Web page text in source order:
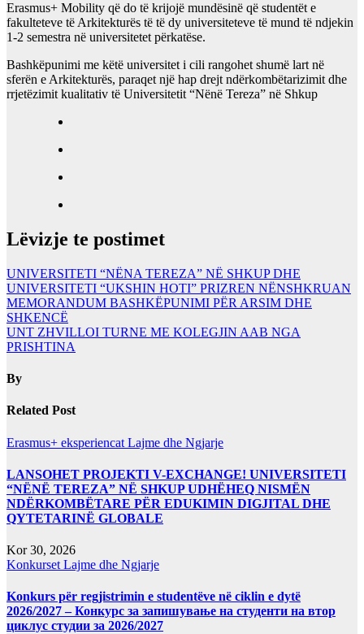
Erasmus+ Mobility që do të krijojë mundësinë që studentët e
fakulteteve të Arkitekturës të të dy universiteteve të mund të ndjekin
1-2 semestra në universitetet përkatëse.
Bashkëpunimi me këtë universitet i cili rangohet shumë lart në
sferën e Arkitekturës, paraqet një hap drejt ndërkombëtarizimit dhe
rrjetëzimit kualitativ të Universitetit “Nënë Tereza” në Shkup
Lëvizje te postimet
UNIVERSITETI “NËNA TEREZA” NË SHKUP DHE
UNIVERSITETI “UKSHIN HOTI” PRIZREN NËNSHKRUAN
MEMORANDUM BASHKËPUNIMI PËR ARSIM DHE
SHKENCË
UNT ZHVILLOI TURNE ME KOLEGJIN AAB NGA
PRISHTINA
By
Related Post
Erasmus+ eksperiencat Lajme dhe Ngjarje
LANSOHET PROJEKTI V-EXCHANGE! UNIVERSITETI
“NËNË TEREZA” NË SHKUP UDHËHEQ NISMËN
NDËRKOMBËTARE PËR EDUKIMIN DIGJITAL DHE
QYTETARINË GLOBALE
Kor 30, 2026
Konkurset Lajme dhe Ngjarje
Konkurs për regjistrimin e studentëve në ciklin e dytë
2026/2027 – Конкурс за запишување на студенти на втор
циклус студии за 2026/2027